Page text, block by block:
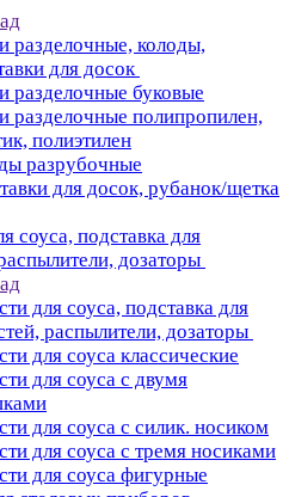
разделочные, колоды,
для досок
разделочные буковые
разделочные полипропилен,
полиэтилен
разрубочные
для досок, рубанок/щетка
соуса, подставка для
дозаторы
для соуса, подставка для
распылители, дозаторы
для соуса классические
для соуса с двумя
для соуса с силик. носиком
для соуса с тремя носиками
для соуса фигурные